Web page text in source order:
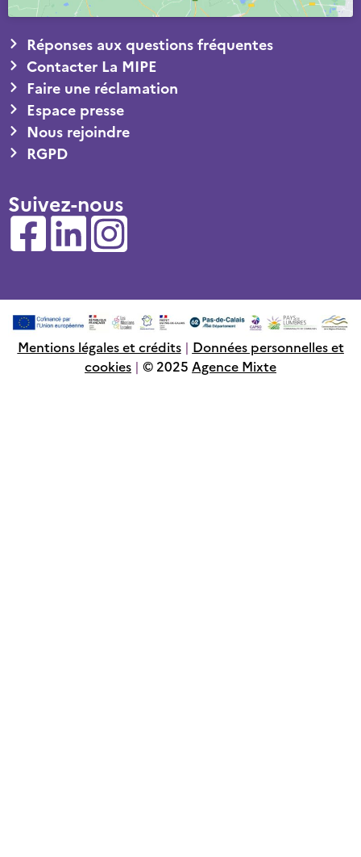
Réponses aux questions fréquentes
Contacter La MIPE
Faire une réclamation
Espace presse
Nous rejoindre
RGPD
Suivez-nous
Mentions légales et crédits | Données personnelles et
cookies | © 2025 Agence Mixte